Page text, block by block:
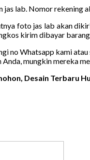
lab. Nomor rekening
foto jas lab akan
kirim dibayar
no Whatsapp kami
mungkin mereka
Desain Terbaru